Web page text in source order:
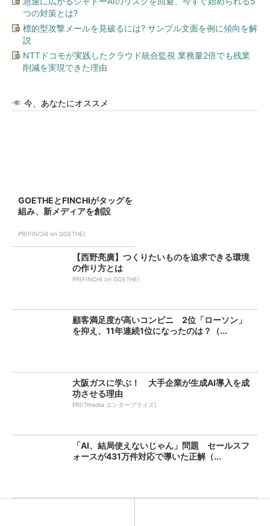
つの対策とは?
標的型攻撃メールを見破るには? サンプル文面を例に傾向を解
説
NTTドコモが実践したクラウド統合監視 業務量2倍でも残業
削減を実現できた理由
今、あなたにオススメ
GOETHEとFINCHIがタッグを
組み、新メディアを創設
PR(FINCHI on GOETHE)
【西野亮廣】つくりたいものを追求できる環境
の作り方とは
PR(FINCHI on GOETHE)
顧客満足度が高いコンビニ 2位「ローソン」
を抑え、11年連続1位になったのは？（...
大阪ガスに学ぶ！ 大手企業が生成AI導入を成
功させる理由
PR(ITmedia エンタープライズ)
「AI、結局使えないじゃん」問題 セールスフ
ォースが431万件対応で導いた正解（...